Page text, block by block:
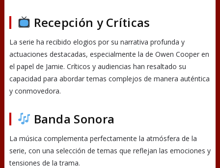
Recepción y Críticas
La serie ha recibido elogios por su narrativa profunda y
actuaciones destacadas, especialmente la de Owen Cooper en
el papel de Jamie. Críticos y audiencias han resaltado su
capacidad para abordar temas complejos de manera auténtica
y conmovedora.
Banda Sonora
La música complementa perfectamente la atmósfera de la
serie, con una selección de temas que reflejan las emociones y
tensiones de la trama.